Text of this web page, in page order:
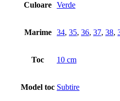
Culoare Verde
Marime 34, 35, 36, 37, 38,
Toc 10 cm
Model toc Subtire